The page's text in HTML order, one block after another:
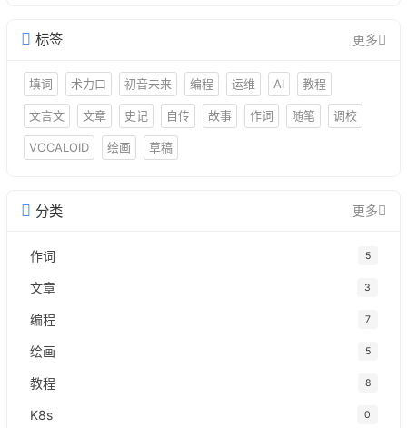
标签 更多
填词 术力口 初音未来 编程 运维 AI 教程
文言文 文章 史记 自传 故事 作词 随笔 调校
VOCALOID 绘画 草稿
分类 更多
作词 5
文章 3
编程 7
绘画 5
教程 8
K8s 0